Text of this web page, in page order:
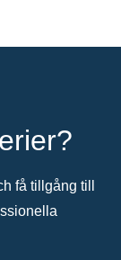
få tillgång till